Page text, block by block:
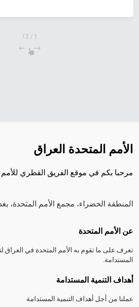
1
/
12
الأمم المتحدة العراق
مرحبا بكم في موقع الفريق القطري للأمم
المنطقة الخضراء، مجمع الأمم المتحدة،
Footer menu
عن الأمم المتحدة
تعرف على ما تقوم به الأمم المتحدة في العراق
المستدامة.
أهداف التنمية المستدامة
عملنا من أجل أهداف التنمية المستدامة